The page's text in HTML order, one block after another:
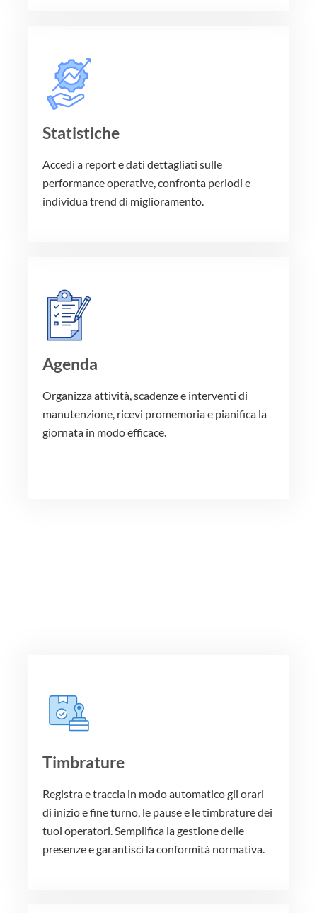
Statistiche
Accedi a report e dati dettagliati sulle
performance operative, confronta periodi e
individua trend di miglioramento.
Agenda
Organizza attività, scadenze e interventi di
manutenzione, ricevi promemoria e pianifica la
giornata in modo efficace.
Timbrature
Registra e traccia in modo automatico gli orari
di inizio e fine turno, le pause e le timbrature dei
tuoi operatori. Semplifica la gestione delle
presenze e garantisci la conformità normativa.